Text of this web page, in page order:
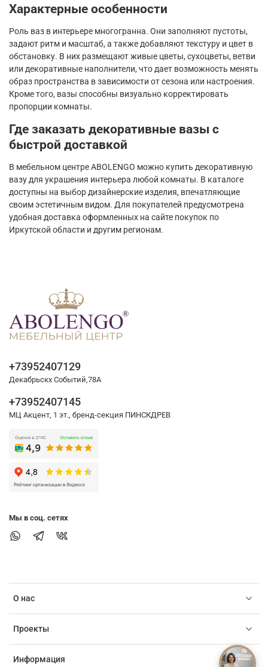
Характерные особенности
Роль ваз в интерьере многогранна. Они заполняют пустоты,
задают ритм и масштаб, а также добавляют текстуру и цвет в
обстановку. В них размещают живые цветы, сухоцветы, ветви
или декоративные наполнители, что дает возможность менять
образ пространства в зависимости от сезона или настроения.
Кроме того, вазы способны визуально корректировать
пропорции комнаты.
Где заказать декоративные вазы с
быстрой доставкой
В мебельном центре ABOLENGO можно купить декоративную
вазу для украшения интерьера любой комнаты. В каталоге
доступны на выбор дизайнерские изделия, впечатляющие
своим эстетичным видом. Для покупателей предусмотрена
удобная доставка оформленных на сайте покупок по
Иркутской области и другим регионам.
О нас
Проекты
Информация
+73952407129
Декабрьскх Событий,78А
+73952407145
МЦ Акцент, 1 эт., бренд-секция ПИНСКДРЕВ
Мы в соц. сетях